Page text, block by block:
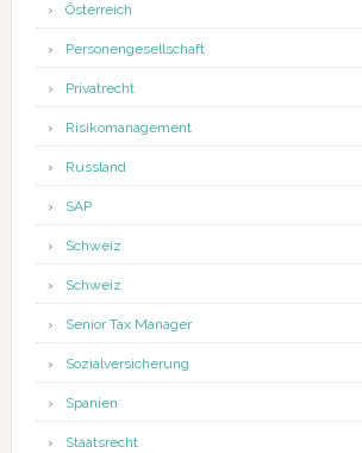
Österreich
Personengesellschaft
Privatrecht
Risikomanagement
Russland
SAP
Schweiz
Schweiz
Senior Tax Manager
Sozialversicherung
Spanien
Staatsrecht